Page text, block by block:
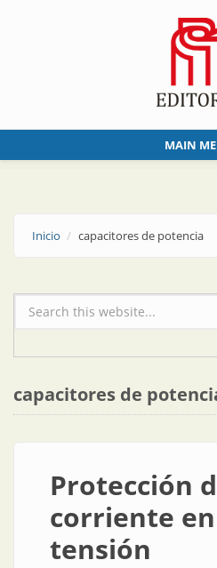
MAIN
Inicio capacitores de potencia
Formulario de búsqueda
capacitores de
Protección
corriente
tensión